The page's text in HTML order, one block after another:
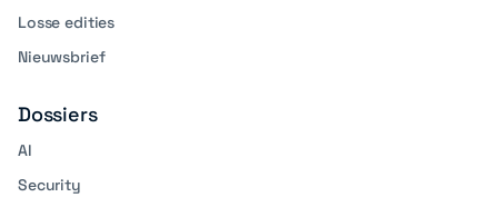
Losse edities
Nieuwsbrief
Dossiers
AI
Security